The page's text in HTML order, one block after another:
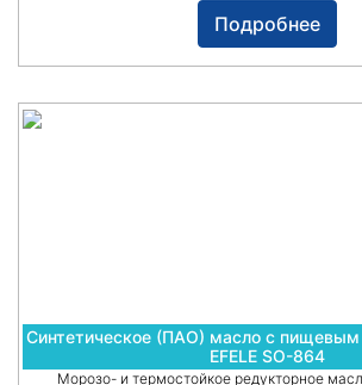
Подробнее
Синтетическое (ПАО) масло с пищевым
EFELE SO-864
Морозо- и термостойкое редукторное